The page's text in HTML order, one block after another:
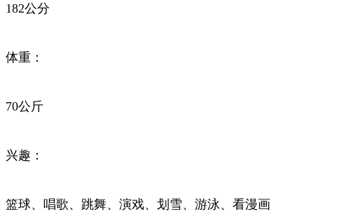
182公分
体重：
70公斤
兴趣：
篮球、唱歌、跳舞、演戏、划雪、游泳、看漫画